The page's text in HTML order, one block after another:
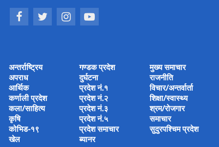
अन्तर्राष्ट्रिय
अपराध
आर्थिक
कर्णाली प्रदेश
कला/साहित्य
कृषि
कोभिड-१९
खेल
गण्डक प्रदेश
दुर्घटना
प्रदेश नं.१
प्रदेश नं.२
प्रदेश नं.३
प्रदेश नं.५
प्रदेश समाचार
ब्यानर
मुख्य समाचार
राजनीति
विचार/अन्तर्वार्ता
शिक्षा/स्वास्थ्य
श्रम/रोजगार
समाचार
सुदुरपश्चिम प्रदेश